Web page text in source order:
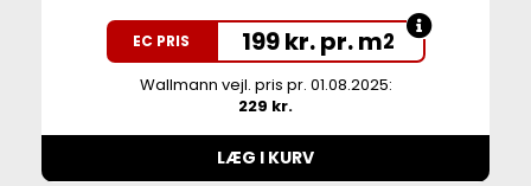
EC PRIS 199 kr. pr. m2
Wallmann vejl. pris pr. 01.08.2025:
229 kr.
LÆG I KURV